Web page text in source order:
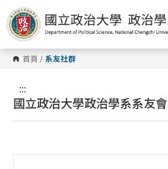
跳
到
主
要
內
容
區 首頁 / 系友社群
:::
國立政治大學政治學系系友會